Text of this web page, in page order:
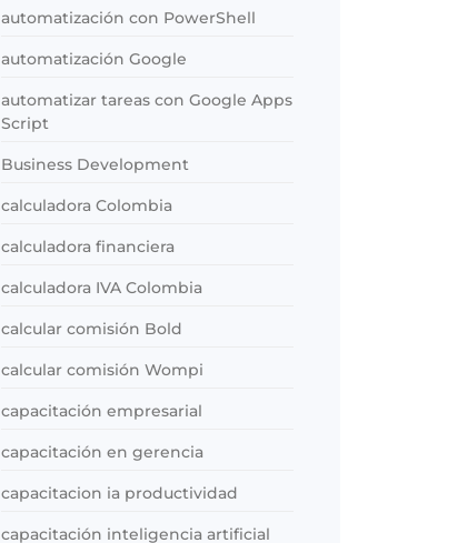
automatización con PowerShell
automatización Google
automatizar tareas con Google Apps
Script
Business Development
calculadora Colombia
calculadora financiera
calculadora IVA Colombia
calcular comisión Bold
calcular comisión Wompi
capacitación empresarial
capacitación en gerencia
capacitacion ia productividad
capacitación inteligencia artificial